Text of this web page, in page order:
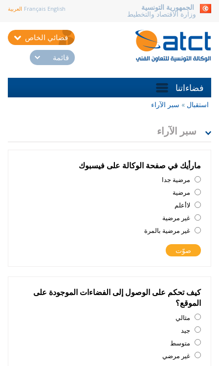
الجمهورية التونسية
وزارة الاقتصاد والتخطيط
Français English العربية
فضائي الخاص
قائمة
فضاءاتنا
أنت
استقبال » سبر الآراء
سبر الآراء
مارأيك في صفحة الوكالة على فيسبوك
ا
ل
خ
ي
ا
ر
ا
ت
‏مرضية جدا ‏
‏مرضية ‏
‏لاأعلم ‏
‏غير مرضية ‏
‏غير مرضية بالمرة ‏
كيف تحكم على الوصول إلى الفضاءات الموجودة على
الموقع؟
ا
ل
خ
ي
ا
‏مثالي ‏
‏جيد ‏
‏متوسط ‏
‏غير مرضي ‏